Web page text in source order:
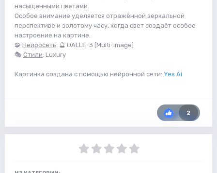
насыщенными цветами.
Особое внимание уделяется отражённой зеркальной
перспективе и золотому часу, когда свет создаёт особое
настроение на картине.
🧩 Нейросеть: 🔮 DALLE-3 [Multi-image]
🎭 Стили: Luxury
Картинка создана с помощью нейронной сети: Yes Ai
2